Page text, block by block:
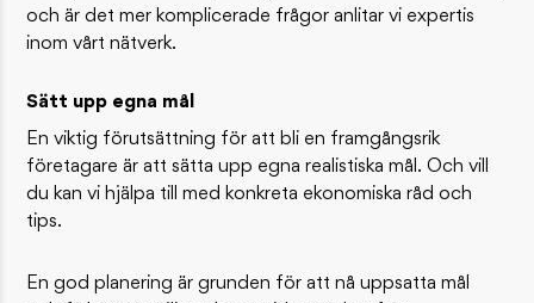
och är det mer komplicerade frågor anlitar vi expertis
inom vårt nätverk.
Sätt upp egna mål
En viktig förutsättning för att bli en framgångsrik
företagare är att sätta upp egna realistiska mål. Och vill
du kan vi hjälpa till med konkreta ekonomiska råd och
tips.
En god planering är grunden för att nå uppsatta mål